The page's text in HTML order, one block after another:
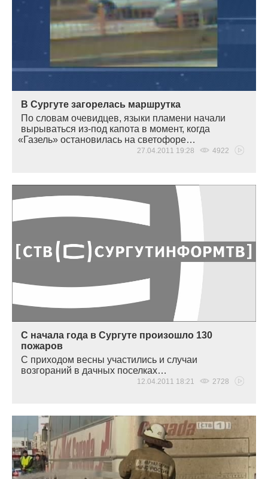
В Сургуте загорелась маршрутка
По словам очевидцев, языки пламени начали
вырываться из-под капота в момент, когда
«Газель» остановилась на светофоре…
27.04.2011 19:28 4922
С начала года в Сургуте произошло 130
пожаров
С приходом весны участились и случаи
возгораний в дачных поселках…
12.04.2011 18:21 2728